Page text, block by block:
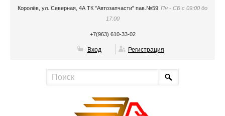
Королёв, ул. Северная, 4А ТК "Автозапчасти" пав.№59 Пн - СБ с 09:00 до
17:00
+7(963) 610-33-02
Вход Регистрация